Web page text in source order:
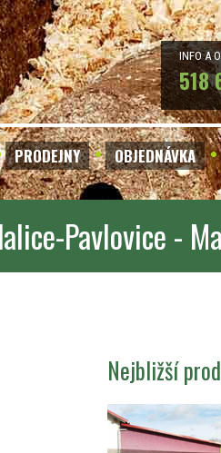
INFO A
518
PRODEJNY OBJEDNÁVKA
Pavlovice -
Nejbližší